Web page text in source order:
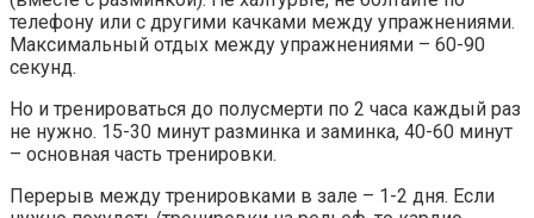
телефону или с другими качками между упражнениями.
Максимальный отдых между упражнениями – 60-90
секунд.
Но и тренироваться до полусмерти по 2 часа каждый раз
не нужно. 15-30 минут разминка и заминка, 40-60 минут
– основная часть тренировки.
Перерыв между тренировками в зале – 1-2 дня. Если